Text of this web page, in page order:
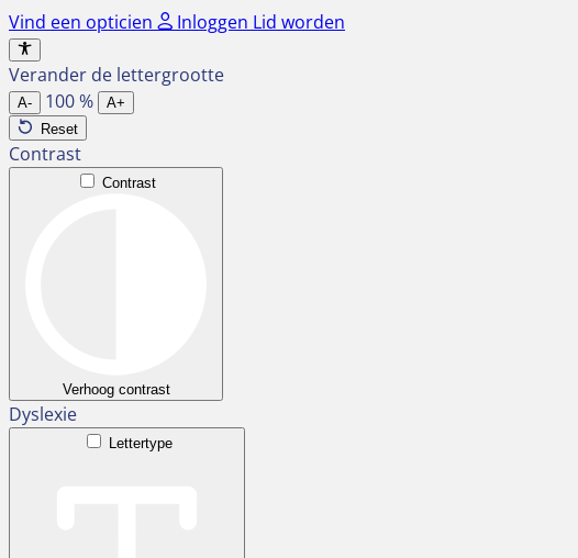
Ga
naar
de
inhoud
Vind een opticien Inloggen Lid worden
Verander de lettergrootte
A- 100%
A+
Reset
Contrast
Contrast
Verhoog contrast
Dyslexie
Lettertype